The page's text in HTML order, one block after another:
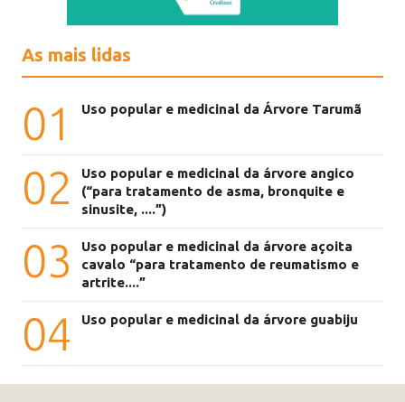
As mais lidas
01 Uso popular e medicinal da Árvore Tarumã
02
Uso popular e medicinal da árvore angico
(“para tratamento de asma, bronquite e
sinusite, ....”)
03
Uso popular e medicinal da árvore açoita
cavalo “para tratamento de reumatismo e
artrite....”
04 Uso popular e medicinal da árvore guabiju